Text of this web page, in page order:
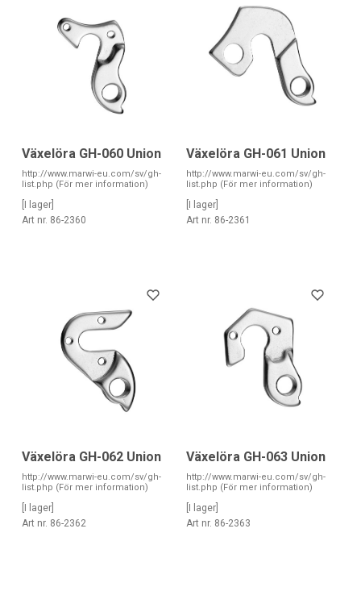
Växelöra GH-060 Union
http://www.marwi-eu.com/sv/gh-
list.php (För mer information)
[I lager]
Art nr. 86-2360
Växelöra GH-061 Union
http://www.marwi-eu.com/sv/gh-
list.php (För mer information)
[I lager]
Art nr. 86-2361
Växelöra GH-062 Union
http://www.marwi-eu.com/sv/gh-
list.php (För mer information)
[I lager]
Art nr. 86-2362
Växelöra GH-063 Union
http://www.marwi-eu.com/sv/gh-
list.php (För mer information)
[I lager]
Art nr. 86-2363